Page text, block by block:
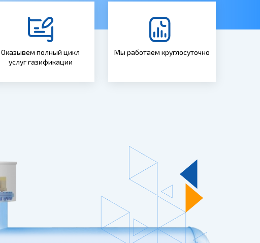
Оказывем полный цикл
услуг газификации
Мы работаем круглосуточно